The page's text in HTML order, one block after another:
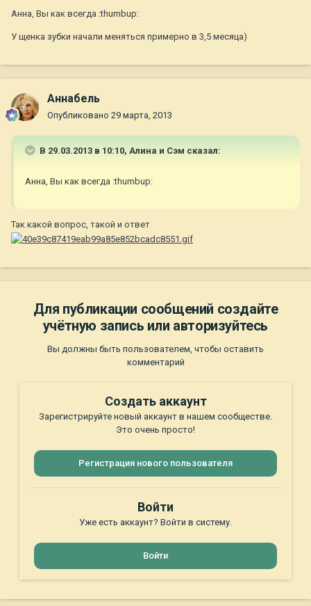
Анна, Вы как всегда :thumbup:
У щенка зубки начали меняться примерно в 3,5 месяца)
Aннaбель
Опубликовано 29 марта, 2013
В 29.03.2013 в 10:10, Алина и Сэм сказал:
Анна, Вы как всегда :thumbup:
Так какой вопрос, такой и ответ
Для публикации сообщений создайте
учётную запись или авторизуйтесь
Вы должны быть пользователем, чтобы оставить
комментарий
Создать аккаунт
Зарегистрируйте новый аккаунт в нашем сообществе.
Это очень просто!
Регистрация нового пользователя
Войти
Уже есть аккаунт? Войти в систему.
Войти